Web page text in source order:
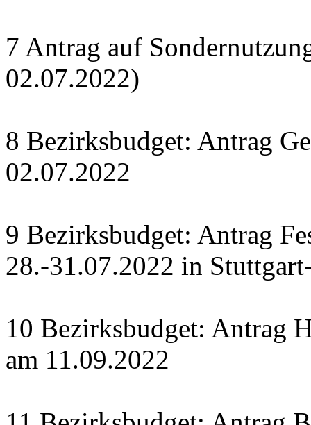
7 Antrag auf
02.07.2022)
8 Bezirksbudget: Antrag
02.07.2022
9 Bezirksbudget: Antrag
28.-31.07.2022 in
10 Bezirksbudget: Antrag
am 11.09.2022